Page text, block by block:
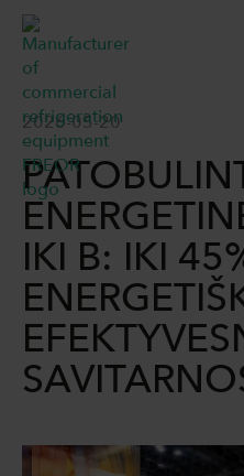
IEŠKOTI
2026-05-20
IKI B: IKI